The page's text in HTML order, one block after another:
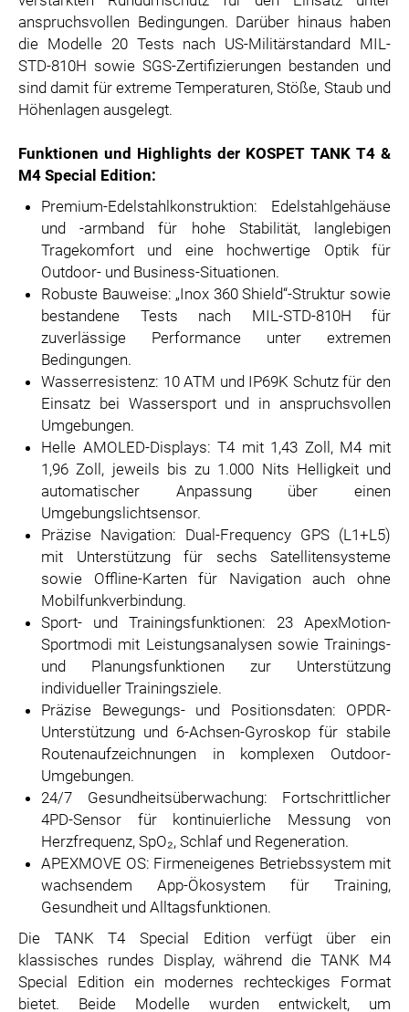
anspruchsvollen Bedingungen. Darüber hinaus haben
die Modelle 20 Tests nach US-Militärstandard MIL-
STD-810H sowie SGS-Zertifizierungen bestanden und
sind damit für extreme Temperaturen, Stöße, Staub und
Höhenlagen ausgelegt.
Funktionen und Highlights der KOSPET TANK T4 &
M4 Special Edition:
Premium-Edelstahlkonstruktion: Edelstahlgehäuse
und -armband für hohe Stabilität, langlebigen
Tragekomfort und eine hochwertige Optik für
Outdoor- und Business-Situationen.
Robuste Bauweise: „Inox 360 Shield“-Struktur sowie
bestandene Tests nach MIL-STD-810H für
zuverlässige Performance unter extremen
Bedingungen.
Wasserresistenz: 10 ATM und IP69K Schutz für den
Einsatz bei Wassersport und in anspruchsvollen
Umgebungen.
Helle AMOLED-Displays: T4 mit 1,43 Zoll, M4 mit
1,96 Zoll, jeweils bis zu 1.000 Nits Helligkeit und
automatischer Anpassung über einen
Umgebungslichtsensor.
Präzise Navigation: Dual-Frequency GPS (L1+L5)
mit Unterstützung für sechs Satellitensysteme
sowie Offline-Karten für Navigation auch ohne
Mobilfunkverbindung.
Sport- und Trainingsfunktionen: 23 ApexMotion-
Sportmodi mit Leistungsanalysen sowie Trainings-
und Planungsfunktionen zur Unterstützung
individueller Trainingsziele.
Präzise Bewegungs- und Positionsdaten: OPDR-
Unterstützung und 6-Achsen-Gyroskop für stabile
Routenaufzeichnungen in komplexen Outdoor-
Umgebungen.
24/7 Gesundheitsüberwachung: Fortschrittlicher
4PD-Sensor für kontinuierliche Messung von
Herzfrequenz, SpO₂, Schlaf und Regeneration.
APEXMOVE OS: Firmeneigenes Betriebssystem mit
wachsendem App-Ökosystem für Training,
Gesundheit und Alltagsfunktionen.
Die TANK T4 Special Edition verfügt über ein
klassisches rundes Display, während die TANK M4
Special Edition ein modernes rechteckiges Format
bietet. Beide Modelle wurden entwickelt, um